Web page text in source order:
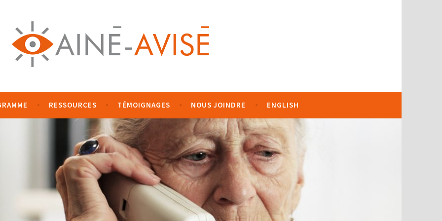
RESSOURCES TÉMOIGNAGES NOUS JOINDRE ENGLISH